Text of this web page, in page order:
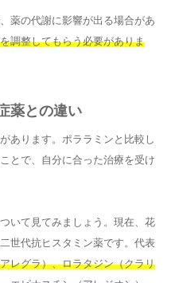
薬の代謝に影響が出る場合があ
調整してもらう必要がありま
薬との違い
あります。ポララミンと比較し
とで、自分に合った治療を受け
いて見てみましょう。現在、花
世代抗ヒスタミン薬です。代表
レグラ）、ロラタジン（クラリ